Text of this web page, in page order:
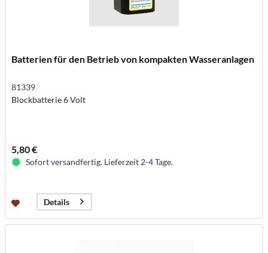
Batterien für den Betrieb von kompakten Wasseranlagen
81339
Blockbatterie 6 Volt
5,80 €
Sofort versandfertig. Lieferzeit 2-4 Tage.
Details